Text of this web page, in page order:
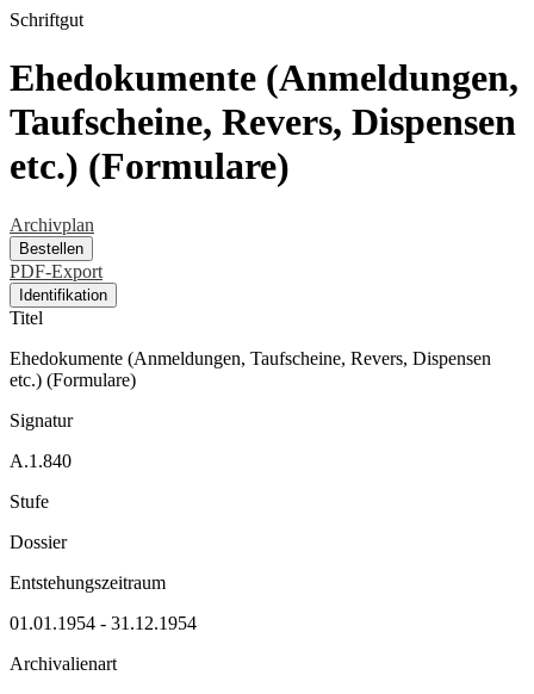
Schriftgut
Ehedokumente (Anmeldungen,
Taufscheine, Revers, Dispensen
etc.) (Formulare)
Archivplan
Bestellen
PDF-Export
Identifikation
Titel
Ehedokumente (Anmeldungen, Taufscheine, Revers, Dispensen
etc.) (Formulare)
Signatur
A.1.840
Stufe
Dossier
Entstehungszeitraum
01.01.1954 - 31.12.1954
Archivalienart